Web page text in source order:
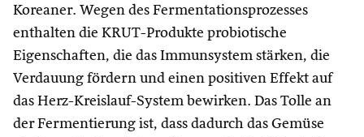
Koreaner. Wegen des Fermentationsprozesses
enthalten die KRUT-Produkte probiotische
Eigenschaften, die das Immunsystem stärken, die
Verdauung fördern und einen positiven Effekt auf
das Herz-Kreislauf-System bewirken. Das Tolle an
der Fermentierung ist, dass dadurch das Gemüse